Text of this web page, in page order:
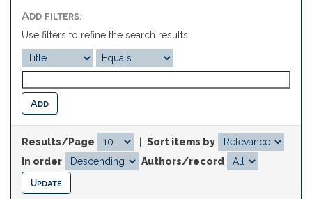
Add filters:
Use filters to refine the search results.
Results/Page
Sort items by
In order
Authors/record